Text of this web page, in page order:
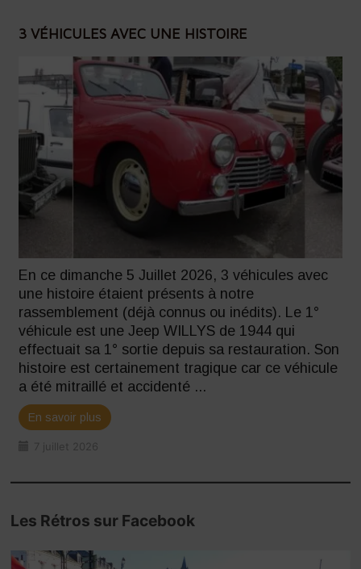
3 VÉHICULES AVEC UNE HISTOIRE
En ce dimanche 5 Juillet 2026, 3 véhicules avec
une histoire étaient présents à notre
rassemblement (déjà connus ou inédits). Le 1°
véhicule est une Jeep WILLYS de 1944 qui
effectuait sa 1° sortie depuis sa restauration. Son
histoire est certainement tragique car ce véhicule
a été mitraillé et accidenté ...
En savoir plus
7 juillet 2026
Les Rétros sur Facebook